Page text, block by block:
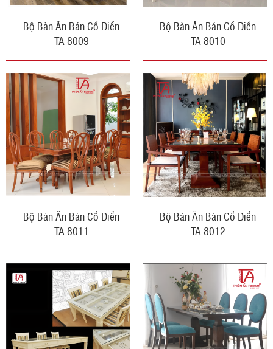
Bộ Bàn Ăn Bán Cổ Điển
TA 8009
Bộ Bàn Ăn Bán Cổ Điển
TA 8010
Bộ Bàn Ăn Bán Cổ Điển
TA 8011
Bộ Bàn Ăn Bán Cổ Điển
TA 8012